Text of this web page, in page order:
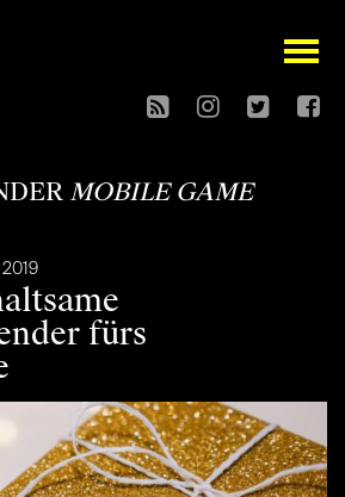
open
MOBILE GAME
2019
fürs